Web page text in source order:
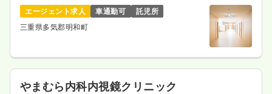
エージェント求人 車通勤可
託児所
三重県多気郡明和町
やまむら内科内視鏡クリニック